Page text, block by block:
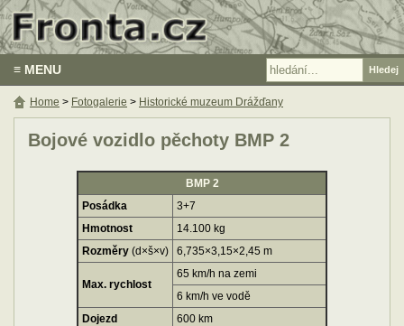
≡ MENU
Bojové vozidlo pěchoty BMP 2
BMP 2
Posádka
3+7
Hmotnost
14.100 kg
Rozměry (d×š×v) 6,735×3,15×2,45 m
Max. rychlost
65 km/h na zemi
6 km/h ve vodě
Dojezd
600 km
Home > Fotogalerie > Historické muzeum Drážďany